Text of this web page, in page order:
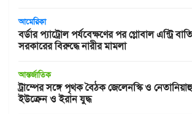
আমেরিকা
বর্ডার প্যাট্রোল পর্যবেক্ষণের পর গ্লোবাল এন্ট্রি
সরকারের বিরুদ্ধে নারীর মামলা
আন্তর্জাতিক
ট্রাম্পের সঙ্গে পৃথক বৈঠক জেলেনস্কি ও
ইউক্রেন ও ইরান যুদ্ধ